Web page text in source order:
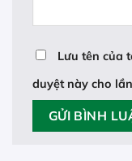
Lưu tên của
duyệt này cho